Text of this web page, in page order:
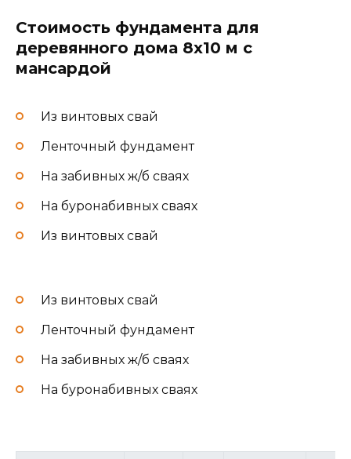
Стоимость фундамента для
деревянного дома 8х10 м с
мансардой
Из винтовых свай
Ленточный фундамент
На забивных ж/б сваях
На буронабивных сваях
Из винтовых свай
Из винтовых свай
Ленточный фундамент
На забивных ж/б сваях
На буронабивных сваях